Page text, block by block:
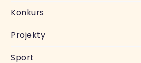
Konkurs
Projekty
Sport